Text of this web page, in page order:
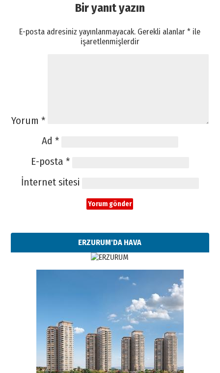
Bir yanıt yazın
E-posta adresiniz yayınlanmayacak. Gerekli alanlar* ile
işaretlenmişlerdir
Yorum *
Ad *
E-posta *
İnternet sitesi
ERZURUM'DA HAVA